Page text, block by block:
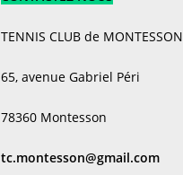
TENNIS CLUB de MONTESSON
65, avenue Gabriel Péri
78360 Montesson
tc.montesson@gmail.com